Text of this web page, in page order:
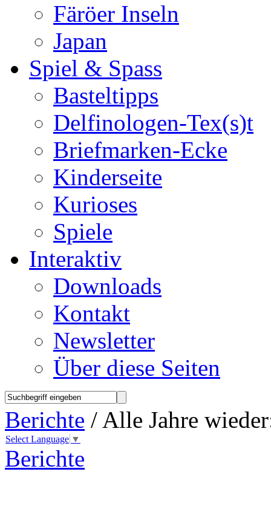
Färöer Inseln
Japan
Spiel & Spass
Basteltipps
Delfinologen-Tex(s)t
Briefmarken-Ecke
Kinderseite
Kurioses
Spiele
Interaktiv
Downloads
Kontakt
Newsletter
Über diese Seiten
Berichte / Alle Jahre
Select Language ▼
Berichte